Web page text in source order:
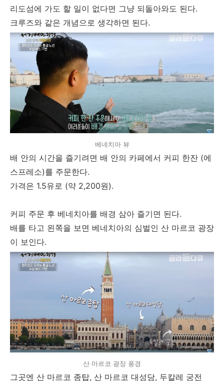
리도섬에 가도 할 일이 없다면 그냥 되돌아와도 된다.
크루즈와 같은 개념으로 생각하면 된다.
베네치아 뷰
배 안의 시간을 즐기려면 배 안의 카페에서 커피 한잔 (에
스프레소)를 주문한다.
가격은 1.5유로 (약 2,200원).
커피 주문 후 베네치아를 배경 삼아 즐기면 된다.
배를 타고 왼쪽을 보면 베네치아의 심벌인 산 마르코 광장
이 보인다.
산 마르코 광장 풍경
그곳엔 산 마르코 종탑, 산 마르코 대성당, 두칼레 궁전